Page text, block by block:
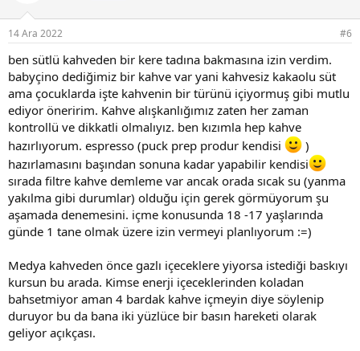
:
14 Ara 2022 #6
ben sütlü kahveden bir kere tadına bakmasına izin verdim.
babyçino dediğimiz bir kahve var yani kahvesiz kakaolu süt
ama çocuklarda işte kahvenin bir türünü içiyormuş gibi mutlu
ediyor öneririm. Kahve alışkanlığımız zaten her zaman
kontrollü ve dikkatli olmalıyız. ben kızımla hep kahve
hazırlıyorum. espresso (puck prep produr kendisi
)
hazırlamasını başından sonuna kadar yapabilir kendisi
sırada filtre kahve demleme var ancak orada sıcak su (yanma
yakılma gibi durumlar) olduğu için gerek görmüyorum şu
aşamada denemesini. içme konusunda 18 -17 yaşlarında
günde 1 tane olmak üzere izin vermeyi planlıyorum :=)
Medya kahveden önce gazlı içeceklere yiyorsa istediği baskıyı
kursun bu arada. Kimse enerji içeceklerinden koladan
bahsetmiyor aman 4 bardak kahve içmeyin diye söylenip
duruyor bu da bana iki yüzlüce bir basın hareketi olarak
geliyor açıkçası.